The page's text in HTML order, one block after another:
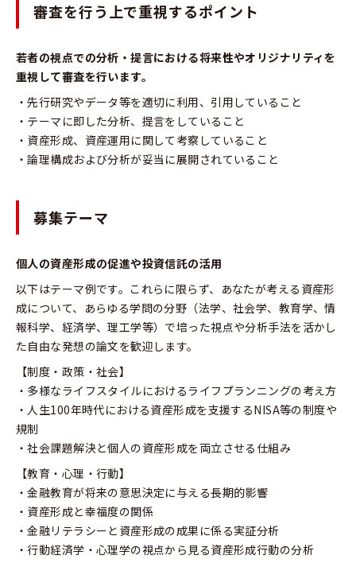
審査を行う上で重視するポイント
若者の視点での分析・提言における将来性やオリジナリティを
重視して審査を行います。
・先行研究やデータ等を適切に利用、引用していること
・テーマに即した分析、提言をしていること
・資産形成、資産運用に関して考察していること
・論理構成および分析が妥当に展開されていること
募集テーマ
個人の資産形成の促進や投資信託の活用
以下はテーマ例です。これらに限らず、あなたが考える資産形
成について、あらゆる学問の分野（法学、社会学、教育学、情
報科学、経済学、理工学等）で培った視点や分析手法を活かし
た自由な発想の論文を歓迎します。
【制度・政策・社会】
・多様なライフスタイルにおけるライフプランニングの考え方
・人生100年時代における資産形成を支援するNISA等の制度や
規制
・社会課題解決と個人の資産形成を両立させる仕組み
【教育・心理・行動】
・金融教育が将来の意思決定に与える長期的影響
・資産形成と幸福度の関係
・金融リテラシーと資産形成の成果に係る実証分析
・行動経済学・心理学の視点から見る資産形成行動の分析